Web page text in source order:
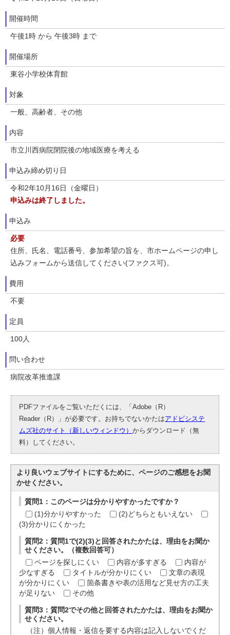
開催時間
午後1時 から 午後3時 まで
開催場所
東谷小学校体育館
対象
一般、高齢者、その他
内容
市立川西病院閉院後の地域医療を考える
申込み締め切り日
令和2年10月16日（金曜日）
申込みは終了しました。
申込み
必要
住所、氏名、電話番号、参加希望の旨を、市ホームページの申し
込みフォームから送信してください(ファクス可)。
費用
不要
定員
100人
問い合わせ
病院改革推進課
PDFファイルをご覧いただくには、「Adobe（R）
Reader（R）」が必要です。お持ちでないかたはアドビシステ
ムズ社のサイト（新しいウィンドウ）からダウンロード（無
料）してください。
より良いウェブサイトにするために、ページのご感想をお聞
かせください。
質問1：このページは分かりやすかったですか？
(1)分かりやすかった
(2)どちらともいえない
(3)分かりにくかった
質問2：質問1で(2)(3)と回答されたかたは、理由をお聞か
せください。（複数回答可）
ページを探しにくい
内容が多すぎる
内容が
少なすぎる
タイトルが分かりにくい
文章の表現
が分かりにくい
箇条書きや表の活用など見せ方の工夫
が足りない
その他
質問3：質問2でその他と回答されたかたは、理由をお聞か
せください。
（注）個人情報・返信を要する内容は記入しないでくだ